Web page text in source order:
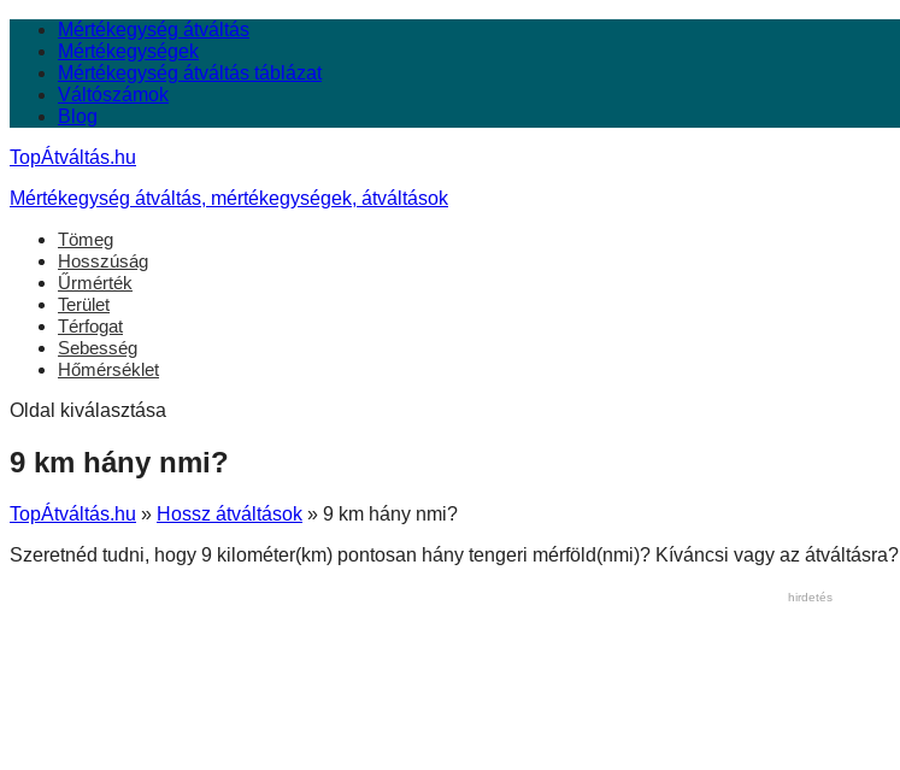
Mértékegység átváltás
Mértékegységek
Mértékegység átváltás táblázat
Váltószámok
Blog
TopÁtváltás.hu
Mértékegység átváltás, mértékegységek, átváltások
Tömeg
Hosszúság
Űrmérték
Terület
Térfogat
Sebesség
Hőmérséklet
Oldal kiválasztása
9 km hány nmi?
TopÁtváltás.hu » Hossz átváltások » 9 km hány nmi?
Szeretnéd tudni, hogy 9 kilométer(km) pontosan hány tengeri mérföld(nmi)? Kíváncsi vagy az átváltásra?
hirdetés